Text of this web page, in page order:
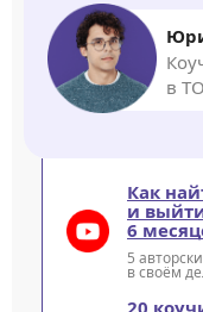
в
Как
и
6
5
в своём
20